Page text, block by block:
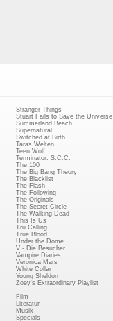
Stranger Things
Stuart Fails to Save the Universe
Summerland Beach
Supernatural
Switched at Birth
Taras Welten
Teen Wolf
Terminator: S.C.C.
The 100
The Big Bang Theory
The Blacklist
The Flash
The Following
The Originals
The Secret Circle
The Walking Dead
This Is Us
Tru Calling
True Blood
Under the Dome
V - Die Besucher
Vampire Diaries
Veronica Mars
White Collar
Young Sheldon
Zoey's Extraordinary Playlist
Film
Literatur
Musik
Specials